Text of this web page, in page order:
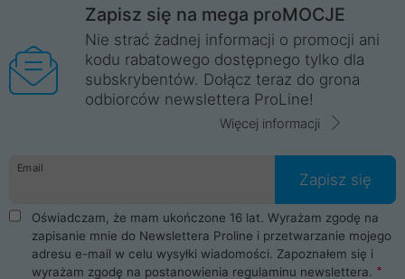
Zapisz się na mega proMOCJE
Nie strać żadnej informacji o promocji ani
kodu rabatowego dostępnego tylko dla
subskrybentów. Dołącz teraz do grona
odbiorców newslettera ProLine!
Więcej informacji
Email
Zapisz się
Oświadczam, że mam ukończone 16 lat. Wyrażam zgodę na
zapisanie mnie do Newslettera Proline i przetwarzanie mojego
adresu e-mail w celu wysyłki wiadomości. Zapoznałem się i
wyrażam zgodę na postanowienia regulaminu newslettera.